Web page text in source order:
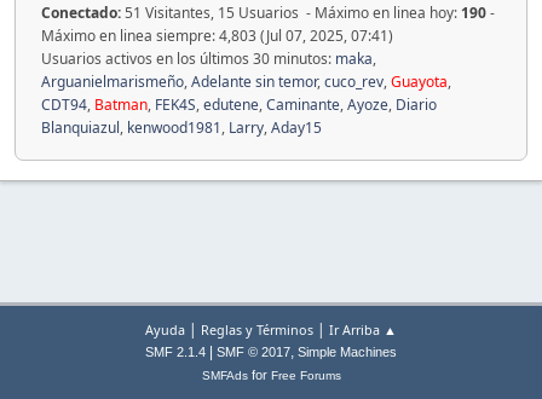
Conectado:51 Visitantes, 15 Usuarios - Máximo en linea hoy: 190-
Máximo en linea siempre: 4,803 (Jul 07, 2025, 07:41)
Usuarios activos en los últimos 30 minutos: maka,
Arguanielmarismeño,Adelante sin temor,cuco_rev,Guayota,
CDT94, Batman, FEK4S,edutene,Caminante,Ayoze, Diario
Blanquiazul, kenwood1981, Larry,Aday15
Ayuda | Reglas y Términos | Ir Arriba ▲
SMF 2.1.4 SMF © 2017, Simple Machines
SMFAdsfor Free Forums